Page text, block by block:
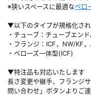
※狭いスペースに最適なベロ
▼以下のタイプが規格化さ
・チューブ：チューブエン
・フランジ：ICF，NW/KF
・ベローズ一体型(ICF)
▼特注品も対応いたします
長さ変更や継手、フランジ
問い合わせ」ボタンよりご